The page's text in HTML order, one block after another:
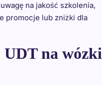
na jakość szkolenia,
promocje lub zniżki dla
UDT na wózki